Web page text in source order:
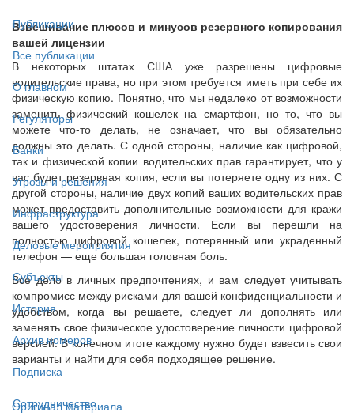
Публикации
Все публикации
О главном
Регуляторы
Банки
Угрозы и решения
Инфраструктура
Деловые мероприятия
Субъекты
История
Архив номеров
Подписка
Сотрудничество
Взвешивание плюсов и минусов резервного копирования
вашей лицензии
В некоторых штатах США уже разрешены цифровые
водительские права, но при этом требуется иметь при себе их
физическую копию. Понятно, что мы недалеко от возможности
заменить физический кошелек на смартфон, но то, что вы
можете что-то делать, не означает, что вы обязательно
должны это делать. С одной стороны, наличие как цифровой,
так и физической копии водительских прав гарантирует, что у
вас будет резервная копия, если вы потеряете одну из них. С
другой стороны, наличие двух копий ваших водительских прав
может предоставить дополнительные возможности для кражи
вашего удостоверения личности. Если вы перешли на
полностью цифровой кошелек, потерянный или украденный
телефон — еще большая головная боль.
Все дело в личных предпочтениях, и вам следует учитывать
компромисс между рисками для вашей конфиденциальности и
удобством, когда вы решаете, следует ли дополнять или
заменять свое физическое удостоверение личности цифровой
версией. В конечном итоге каждому нужно будет взвесить свои
варианты и найти для себя подходящее решение.
Оригинал материала